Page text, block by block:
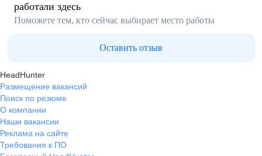
работали здесь
Поможете тем, кто сейчас выбирает место работы
Оставить отзыв
HeadHunter
Размещение вакансий
Поиск по резюме
О компании
Наши вакансии
Реклама на сайте
Требования к ПО